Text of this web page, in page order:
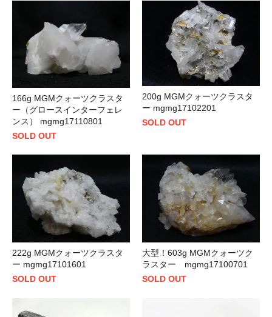
166g MGMクォーツクラスタ
ー（グロースインターフェレ
ンス） mgmg17110801
SOLD OUT
200g MGMクォーツクラスタ
ー mgmg17102201
SOLD OUT
222g MGMクォーツクラスタ
ー mgmg17101601
SOLD OUT
大型！603g MGMクォーツク
ラスター mgmg17100701
SOLD OUT